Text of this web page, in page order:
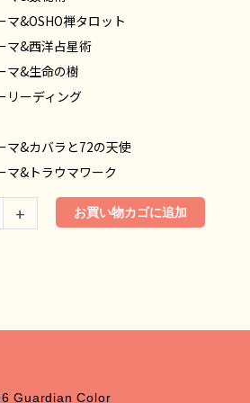
マ&OSHO禅タロット
マ&西洋占星術
マ&生命の樹
リーディング
マ&カバラと72の天使
マ&トラウマワーク
+ お買い物カゴに追加
Guardian Color